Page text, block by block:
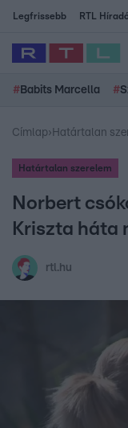
Legfrissebb RTL
# Babits Marcella #
Címlap› Határtalan
Határtalan szerelem
Norbert
Kriszta háta
rtl.hu